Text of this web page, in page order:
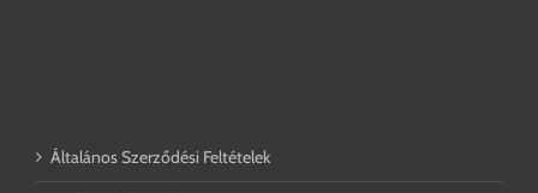
Általános Szerződési Feltételek